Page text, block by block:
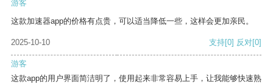
游客
这款加速器app的价格有点贵，可以适当降低一些，这样会更加亲民。
2025-10-10 支持[0] 反对[0]
游客
这款app的用户界面简洁明了，使用起来非常容易上手，让我能够快速熟